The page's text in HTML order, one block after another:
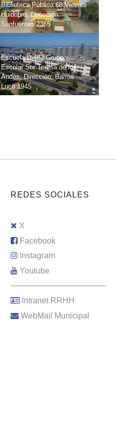
Biblioteca Pública 68 Vicente
Huidobro, Dirección:
Sanfuentes 2365
Escuela D-482 Grupo
Escolar Sor Teresa de los
Andes, Dirección: Barros
Luco 1945
REDES SOCIALES
X
Facebook
Instagram
Youtube
–––––––––––––––––––––
Intranet RRHH
WebMail Municipal